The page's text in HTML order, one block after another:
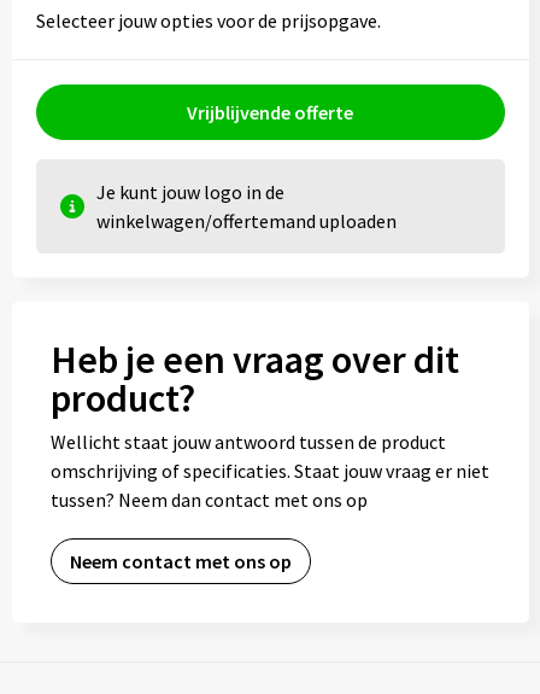
Selecteer jouw opties voor de prijsopgave.
Vrijblijvende offerte
Je kunt jouw logo in de
winkelwagen/offertemand uploaden
Heb je een vraag over dit
product?
Wellicht staat jouw antwoord tussen de product
omschrijving of specificaties. Staat jouw vraag er niet
tussen? Neem dan contact met ons op
Neem contact met ons op